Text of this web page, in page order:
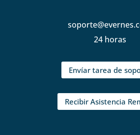
24 horas
Envíar tarea de
Recibir Asistencia